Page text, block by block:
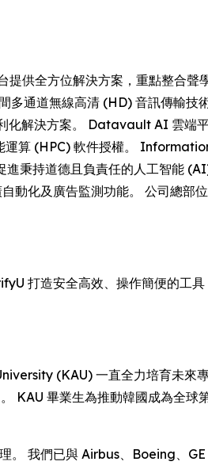
供全方位解決方案，重點整合聲
通道無線高清 (HD) 音訊傳輸技
化解決方案。 Datavault AI 雲端
運算 (HPC) 軟件授權。
進秉持道德且負責任的人工智能
動化及廣告監測功能。 公司總部
打造安全高效、操作簡便的工
(KAU) 一直全力培育未來
KAU 畢業生為推動韓國成為全球
。 我們已與 Airbus、Boeing、